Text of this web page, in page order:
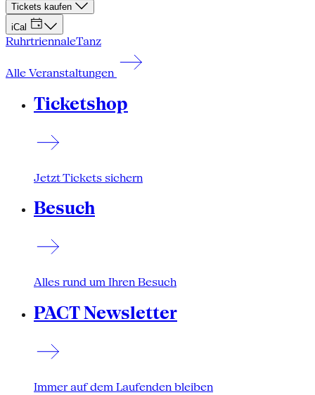
Tickets kaufen
iCal
RuhrtriennaleTanz
Alle Veranstaltungen
Ticketshop
Jetzt Tickets sichern
Besuch
Alles rund um Ihren Besuch
PACT Newsletter
Immer auf dem Laufenden bleiben